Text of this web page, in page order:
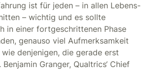
ist für jeden – in allen Lebens-
– wichtig und es sollte
in einer fortgeschrittenen Phase
genauso viel Aufmerksamkeit
denjenigen, die gerade erst
Benjamin Granger, Qualtrics‘ Chief